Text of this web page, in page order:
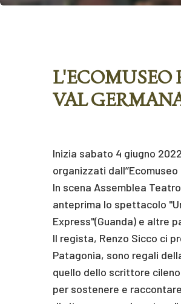
L'ECOMUSEO
VAL
Inizia sabato 4 giugno
organizzati
In scena Assemblea
anteprima lo spettacolo
Express"(Guanda) e altre
Il regista, Renzo Sicco ci
Patagonia, sono regali
quello dello scrittore
per sostenere e